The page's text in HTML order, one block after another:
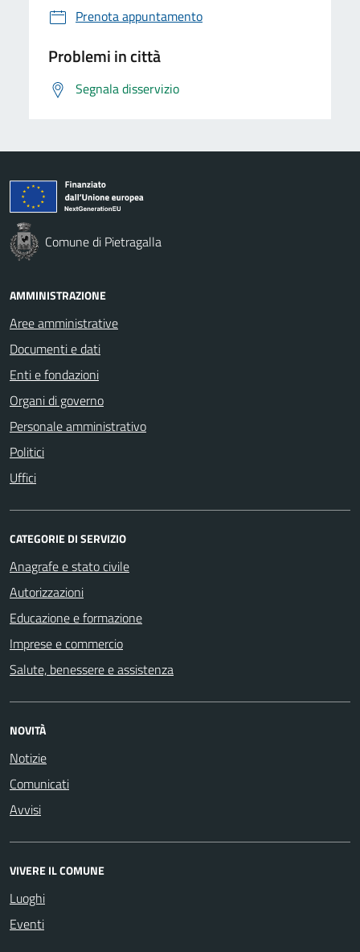
Prenota appuntamento
Problemi in città
Segnala disservizio
Comune di Pietragalla
AMMINISTRAZIONE
Aree amministrative
Documenti e dati
Enti e fondazioni
Organi di governo
Personale amministrativo
Politici
Uffici
CATEGORIE DI SERVIZIO
Anagrafe e stato civile
Autorizzazioni
Educazione e formazione
Imprese e commercio
Salute, benessere e assistenza
NOVITÀ
Notizie
Comunicati
Avvisi
VIVERE IL COMUNE
Luoghi
Eventi